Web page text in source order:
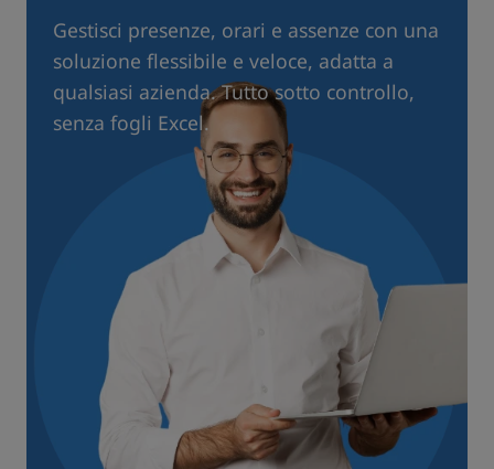
Gestisci presenze, orari e assenze con una
soluzione flessibile e veloce, adatta a
qualsiasi azienda. Tutto sotto controllo,
senza fogli Excel.